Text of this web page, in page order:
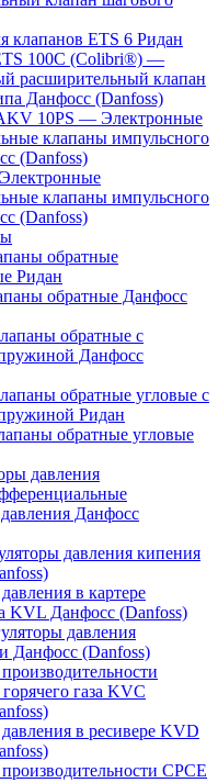
клапанов ETS 6 Ридан
100C (Colibri®) —
расширительный клапан
Данфосс (Danfoss)
10PS — Электронные
клапаны импульсного
(Danfoss)
клапаны импульсного
(Danfoss)
обратные
Ридан
обратные Данфосс
обратные с
Данфосс
обратные угловые с
Ридан
обратные угловые
давления
Данфосс
давления кипения
в картере
KVL Данфосс (Danfoss)
давления
Данфосс (Danfoss)
газа KVC
в ресивере KVD
CPCE